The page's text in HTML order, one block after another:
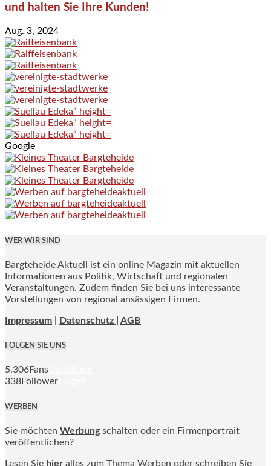
und halten Sie Ihre Kunden!
Aug. 3, 2024
Google
WER WIR SIND
Bargteheide Aktuell ist ein online Magazin mit aktuellen
Informationen aus Politik, Wirtschaft und regionalen
Veranstaltungen. Zudem finden Sie bei uns interessante
Vorstellungen von regional ansässigen Firmen.
Impressum Datenschutz | AGB
FOLGEN SIE UNS
5,306Fans
338Follower
WERBEN
Sie möchten Werbung schalten oder ein Firmenportrait
veröffentlichen?
Lesen Sie hier alles zum Thema Werben oder schreiben Sie